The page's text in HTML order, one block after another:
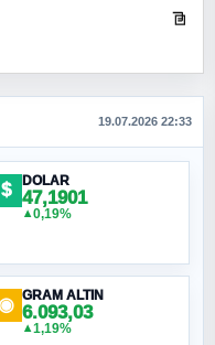
mı, Yeni
mı?
19.07.2026 22:33
$ DOLAR
47,1901
▲0,19%
◉ GRAM ALTIN
6.093,03
▲1,19%